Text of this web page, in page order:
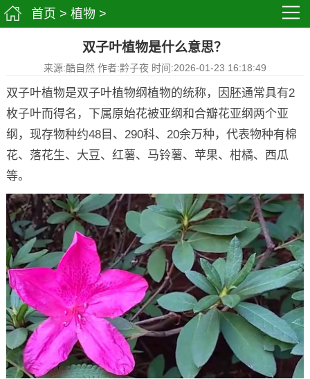
首页 > 植物 >
双子叶植物是什么意思？
来源:酷自然 作者:黔子夜 时间:2026-01-23 16:18:49
双子叶植物是双子叶植物纲植物的统称，因胚通常具有2
枚子叶而得名，下属原始花被亚纲和合瓣花亚纲两个亚
纲，现存物种约48目、290科、20余万种，代表物种有棉
花、落花生、大豆、红薯、马铃薯、苹果、柑橘、西瓜
等。